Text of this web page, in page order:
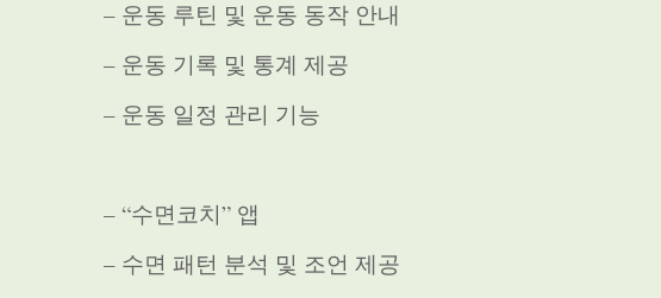
– 운동 루틴 및 운동 동작 안내
– 운동 기록 및 통계 제공
– 운동 일정 관리 기능
– “수면코치” 앱
– 수면 패턴 분석 및 조언 제공